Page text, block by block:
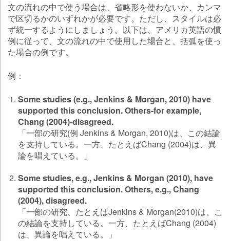
文の流れの中で使う場合は、省略形を使わないか、カンマ
で区切るかのいずれかが必要です。ただし、スタイルは必
ず統一するようにしましょう。以下は、アメリカ英語の慣
例に従って、文の流れの中で使用した場合と、括弧を使っ
た場合の例です。
例：
Some studies (e.g., Jenkins & Morgan, 2010) have
supported this conclusion. Others-for example,
Chang (2004)-disagreed.
「一部の研究(例 Jenkins & Morgan, 2010)は、この結論
を支持している。一方、たとえばChang (2004)は、異
論を唱えている。」
Some studies, e.g., Jenkins & Morgan (2010), have
supported this conclusion. Others, e.g., Chang
(2004), disagreed.
「一部の研究、たとえばJenkins & Morgan(2010)は、こ
の結論を支持している。一方、たとえばChang (2004)
は、異論を唱えている。」